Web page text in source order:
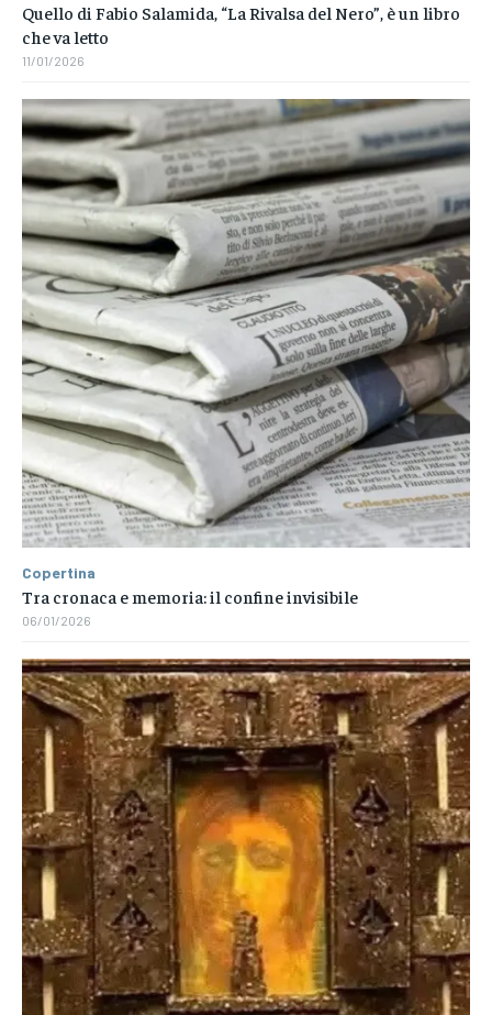
Quello di Fabio Salamida, “La Rivalsa del Nero”, è un libro
che va letto
11/01/2026
Copertina
Tra cronaca e memoria: il confine invisibile
06/01/2026